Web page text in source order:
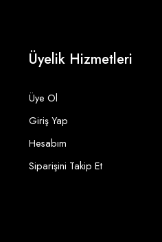
Üyelik Hizmetleri
Üye Ol
Giriş Yap
Hesabım
Siparişini Takip Et